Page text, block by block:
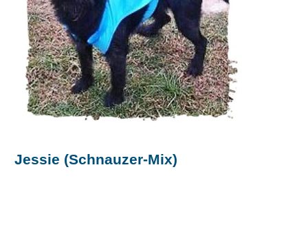
Jessie (Schnauzer-Mix)